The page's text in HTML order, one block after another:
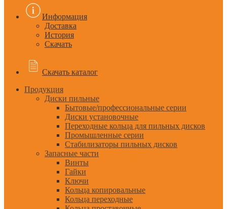
Информация
Доставка
История
Скачать
Скачать каталог
Продукция
Диски пильные
Бытовые/профессиональные серии
Диски установочные
Переходные кольца для пильных дисков
Промышленные серии
Стабилизаторы пильных дисков
Запасные части
Винты
Гайки
Ключи
Кольца копировальные
Кольца переходные